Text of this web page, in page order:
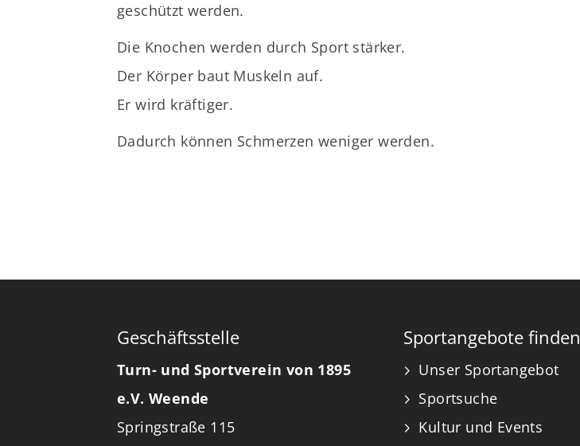
geschützt werden.
Die Knochen werden durch Sport stärker.
Der Körper baut Muskeln auf.
Er wird kräftiger.
Dadurch können Schmerzen weniger werden.
Geschäftsstelle
Turn- und Sportverein von 1895
e.V. Weende
Springstraße 115
Sportangebote finden
Unser Sportangebot
Sportsuche
Kultur und Events